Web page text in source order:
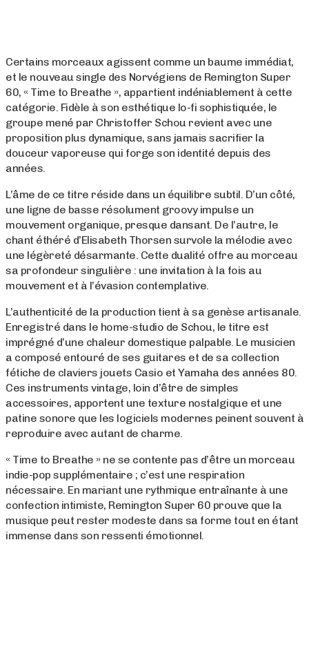
Certains morceaux agissent comme un baume immédiat,
et le nouveau single des Norvégiens de Remington Super
60, « Time to Breathe », appartient indéniablement à cette
catégorie. Fidèle à son esthétique lo-fi sophistiquée, le
groupe mené par Christoffer Schou revient avec une
proposition plus dynamique, sans jamais sacrifier la
douceur vaporeuse qui forge son identité depuis des
années.
L’âme de ce titre réside dans un équilibre subtil. D’un côté,
une ligne de basse résolument groovy impulse un
mouvement organique, presque dansant. De l’autre, le
chant éthéré d’Elisabeth Thorsen survole la mélodie avec
une légèreté désarmante. Cette dualité offre au morceau
sa profondeur singulière : une invitation à la fois au
mouvement et à l’évasion contemplative.
L’authenticité de la production tient à sa genèse artisanale.
Enregistré dans le home-studio de Schou, le titre est
imprégné d’une chaleur domestique palpable. Le musicien
a composé entouré de ses guitares et de sa collection
fétiche de claviers jouets Casio et Yamaha des années 80.
Ces instruments vintage, loin d’être de simples
accessoires, apportent une texture nostalgique et une
patine sonore que les logiciels modernes peinent souvent à
reproduire avec autant de charme.
« Time to Breathe » ne se contente pas d’être un morceau
indie-pop supplémentaire ; c’est une respiration
nécessaire. En mariant une rythmique entraînante à une
confection intimiste, Remington Super 60 prouve que la
musique peut rester modeste dans sa forme tout en étant
immense dans son ressenti émotionnel.